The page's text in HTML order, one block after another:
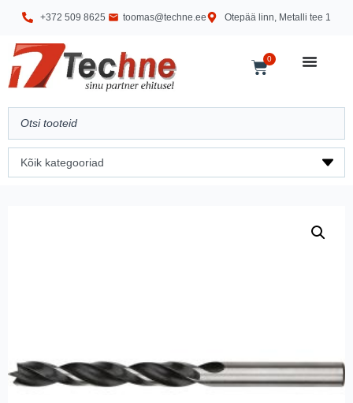
+372 509 8625 toomas@techne.ee Otepää linn, Metalli tee 1
0